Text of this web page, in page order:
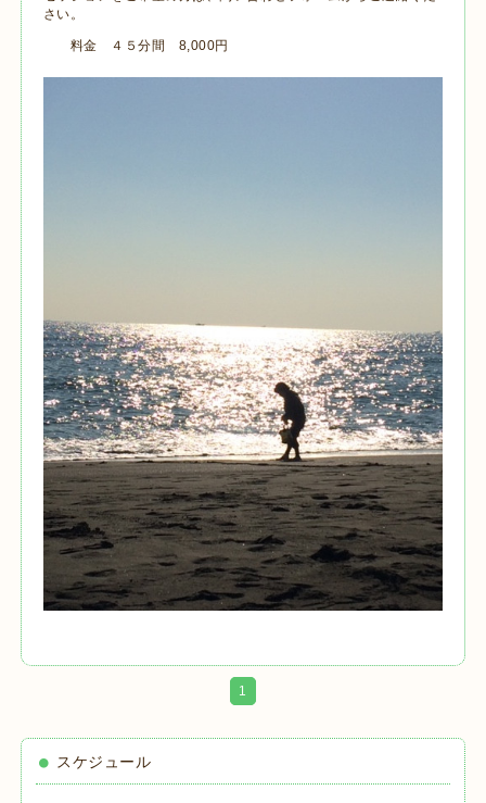
さい。
料金 ４５分間 8,000円
1
スケジュール